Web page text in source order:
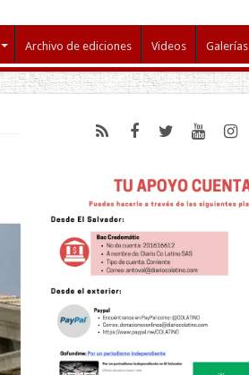
Archivo de ediciones Videos Galerías